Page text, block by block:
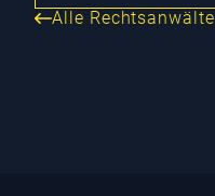
Alle Rechtsanwälte